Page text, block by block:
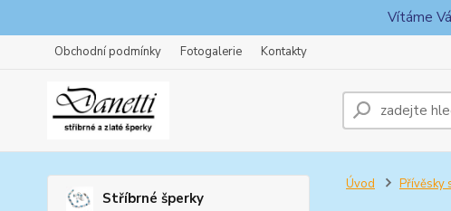
Vítáme
Obchodní podmínky Fotogalerie Kontakty
Stříbrné šperky
Úvod Přívěsky